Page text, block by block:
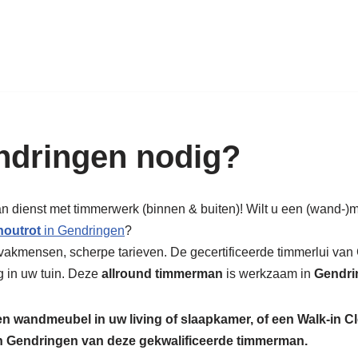
nodig?
dienst met timmerwerk (binnen & buiten)! Wilt u een (wand-
in Gendringen?
scherpe tarieven. De gecertificeerde timmerlui
in uw tuin. Deze allround timmerman is werkzaam in
wandmeubel in uw living of slaapkamer, of een Walk-in
van deze gekwalificeerde timmerman.